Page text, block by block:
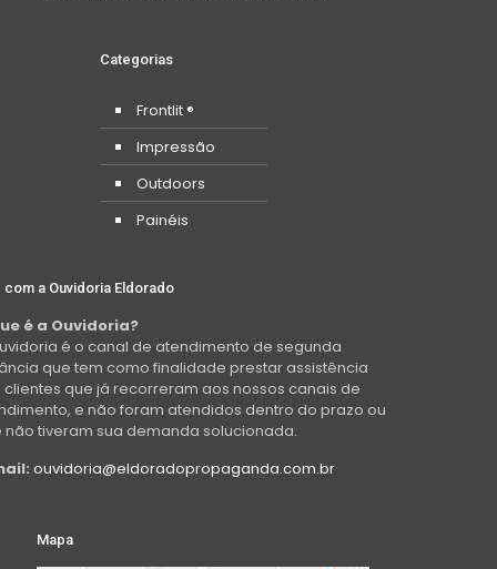
Categorias
Frontlit ®
Impressão
Outdoors
Painéis
com a Ouvidoria Eldorado
é a Ouvidoria?
é o canal de atendimento de segunda
que tem como finalidade prestar assistência
clientes que já recorreram aos nossos canais de
e não foram atendidos dentro do prazo ou
não tiveram sua demanda solucionada.
ouvidoria@eldoradopropaganda.com.br
Mapa